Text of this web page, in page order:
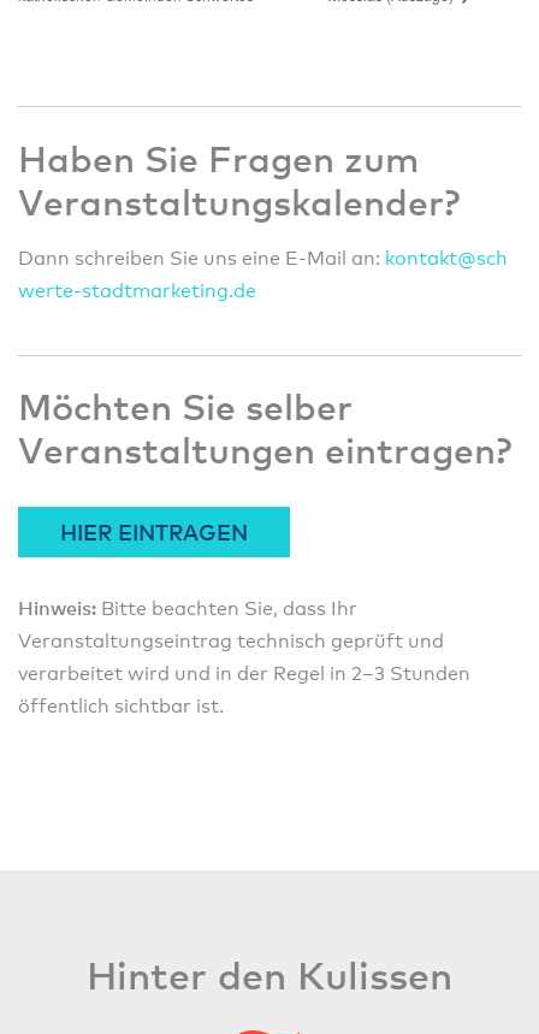
Haben Sie Fragen zum
Veranstaltungskalender?
Dann schreiben Sie uns eine E-Mail an: kontakt@sch
werte-stadtmarketing.de
Möchten Sie selber
Veranstaltungen eintragen?
HIER EINTRAGEN
Hinweis: Bitte beachten Sie, dass Ihr
Veranstaltungseintrag technisch geprüft und
verarbeitet wird und in der Regel in 2–3 Stunden
öffentlich sichtbar ist.
Hinter den Kulissen